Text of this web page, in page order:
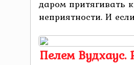
даром притягивать
неприятности. И
Пелем Вудхаус.